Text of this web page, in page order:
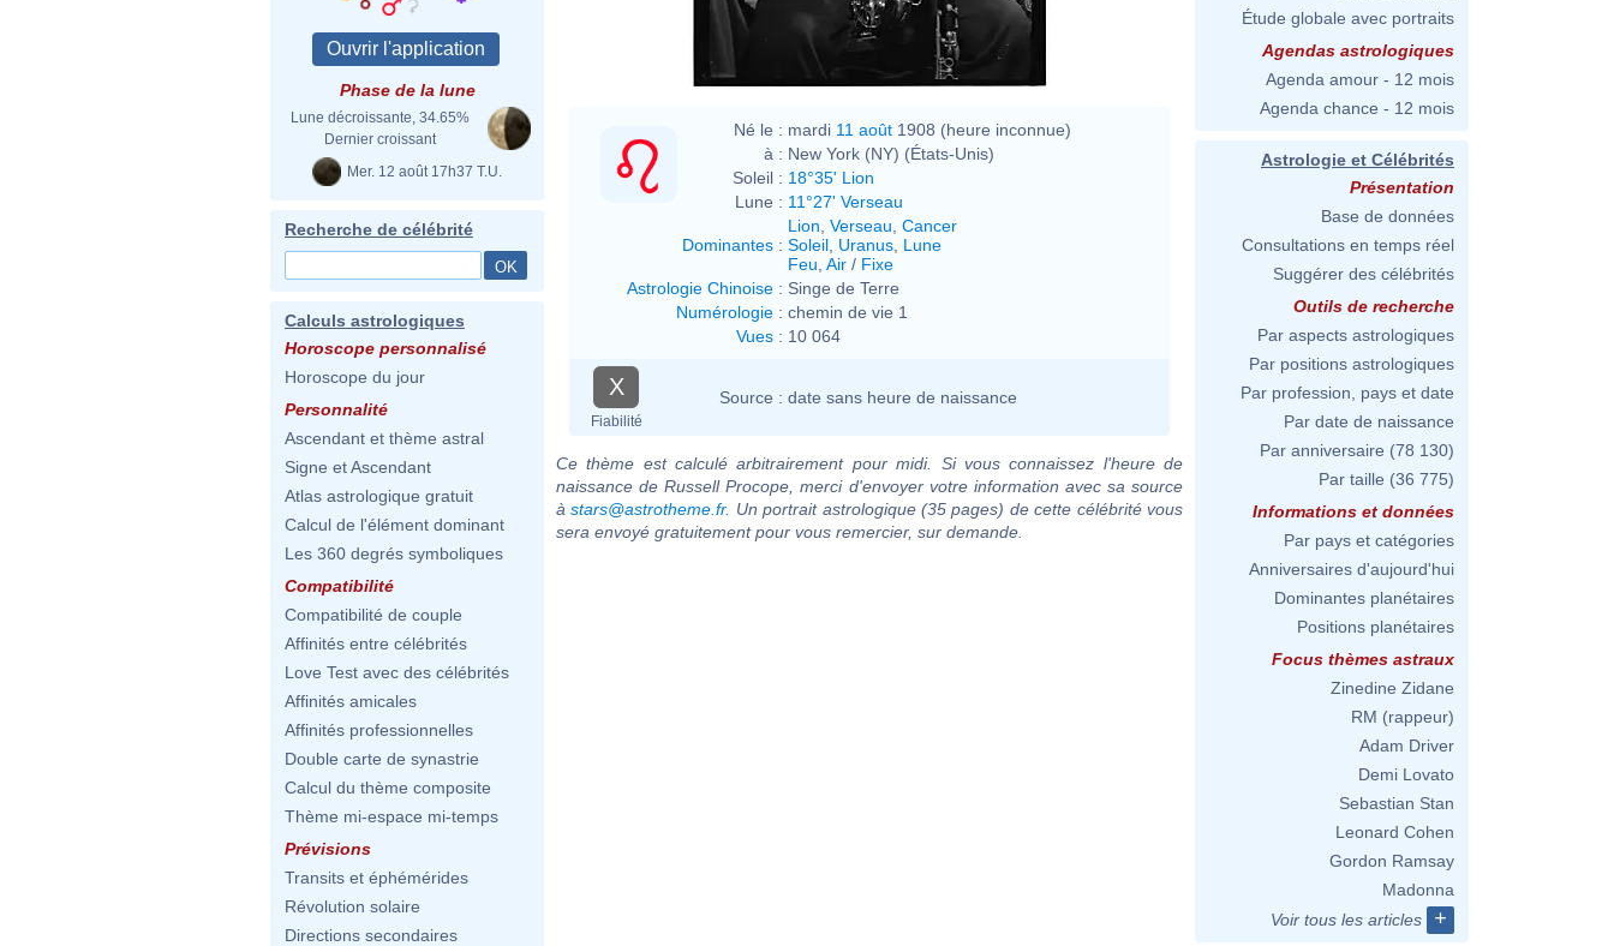
Phase de la lune
Lune décroissante, 34.65%
Dernier croissant
Mer. 12 août 17h37 T.U.
Recherche de célébrité
Calculs astrologiques
Horoscope personnalisé
Horoscope du jour
Personnalité
Ascendant et thème astral
Signe et Ascendant
Atlas astrologique gratuit
Calcul de l'élément dominant
Les 360 degrés symboliques
Compatibilité
Compatibilité de couple
Affinités entre célébrités
Love Test avec des célébrités
Affinités amicales
Affinités professionnelles
Double carte de synastrie
Calcul du thème composite
Thème mi-espace mi-temps
Prévisions
Transits et éphémérides
Révolution solaire
Directions secondaires
Né le : mardi 11 août 1908 (heure inconnue)
à : New York (NY) (États-Unis)
Soleil : 18°35' Lion
Lune : 11°27' Verseau
Dominantes :
Lion Verseau Cancer
Soleil Uranus Lune
Feu Air / Fixe
Astrologie Chinoise : Singe de Terre
Numérologie : chemin de vie 1
Vues : 10 064
X
Fiabilité
Source : date sans heure de naissance
Ce thème est calculé arbitrairement pour midi. Si vous connaissez l'heure de
naissance de Russell Procope, merci d'envoyer votre information avec sa source
àstars@astrotheme.fr. Un portrait astrologique (35 pages) de cette célébrité vous
sera envoyé gratuitement pour vous remercier, sur demande.
Étude globale avec portraits
Agendas astrologiques
Agenda amour - 12 mois
Agenda chance - 12 mois
Astrologie et Célébrités
Présentation
Base de données
Consultations en temps réel
Suggérer des célébrités
Outils de recherche
Par aspects astrologiques
Par positions astrologiques
Par profession, pays et date
Par date de naissance
Par anniversaire (78 130)
Par taille (36 775)
Informations et données
Par pays et catégories
Anniversaires d'aujourd'hui
Dominantes planétaires
Positions planétaires
Focus thèmes astraux
Zinedine Zidane
RM (rappeur)
Adam Driver
Demi Lovato
Sebastian Stan
Leonard Cohen
Gordon Ramsay
Madonna
Voir tous les articles
+